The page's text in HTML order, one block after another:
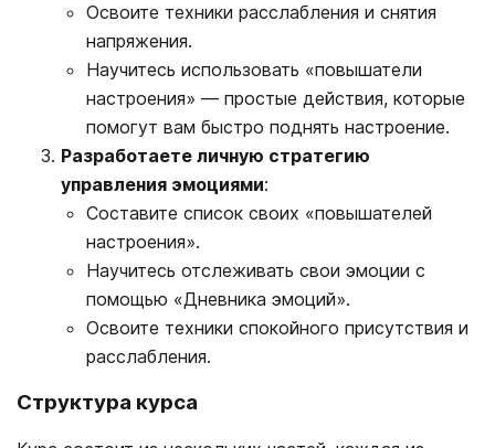
Освоите техники расслабления и снятия
напряжения.
Научитесь использовать «повышатели
настроения» — простые действия, которые
помогут вам быстро поднять настроение.
Разработаете личную стратегию
управления эмоциями:
Составите список своих «повышателей
настроения».
Научитесь отслеживать свои эмоции с
помощью «Дневника эмоций».
Освоите техники спокойного присутствия и
расслабления.
Структура курса